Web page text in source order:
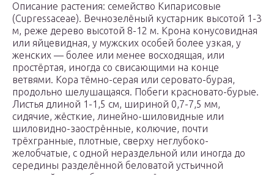
Описание растения: семейство Кипарисовые
(Cupressaceae). Вечнозелёный кустарник высотой 1-3
м, реже дерево высотой 8-12 м. Крона конусовидная
или яйцевидная, у мужских особей более узкая, у
женских — более или менее восходящая, или
простёртая, иногда со свисающими на конце
ветвями. Кора тёмно-серая или серовато-бурая,
продольно шелушащаяся. Побеги красновато-бурые.
Листья длиной 1-1,5 см, шириной 0,7-7,5 мм,
сидячие, жёсткие, линейно-шиловидные или
шиловидно-заострённые, колючие, почти
трёхгранные, плотные, сверху неглубоко-
желобчатые, с одной нераздельной или иногда до
середины разделённой беловатой устьичной